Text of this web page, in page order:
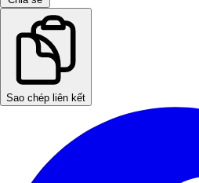
Sao chép liên kết